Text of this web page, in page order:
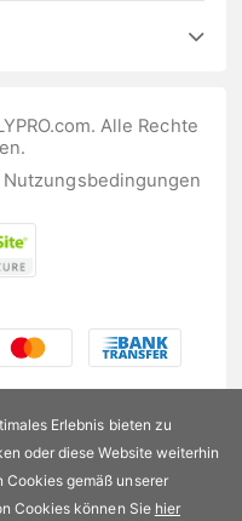
Alle Rechte
Nutzungsbedingungen
Erlebnis bieten zu
oder diese Website weiterhin
Cookies gemäß unserer
Cookies können Sie hier